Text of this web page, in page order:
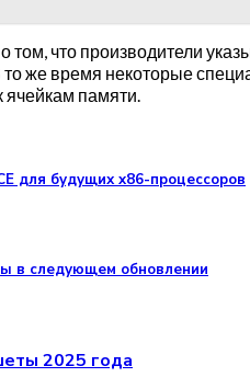
что производители
же время некоторые
ячейкам памяти.
для будущих x86-процессоров
в следующем обновлении
2025 года